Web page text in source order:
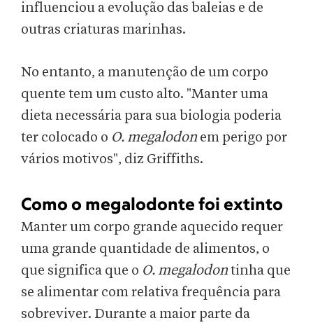
influenciou a evolução das baleias e de
outras criaturas marinhas.
No entanto, a manutenção de um corpo
quente tem um custo alto. "Manter uma
dieta necessária para sua biologia poderia
ter colocado o O. megalodonem perigo por
vários motivos", diz Griffiths.
Como o megalodonte foi extinto
Manter um corpo grande aquecido requer
uma grande quantidade de alimentos, o
que significa que o O. megalodontinha que
se alimentar com relativa frequência para
sobreviver. Durante a maior parte da